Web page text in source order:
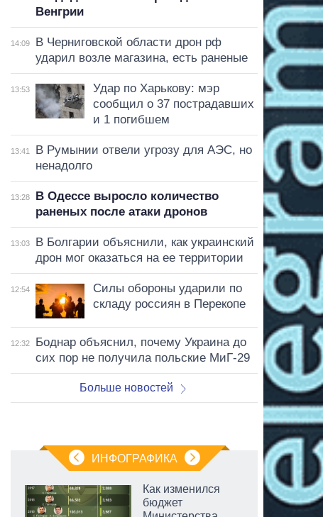
Венгрии
14:09
В Черниговской области дрон рф
ударил возле магазина, есть раненые
13:53
Удар по Харькову: мэр
сообщил о 37 пострадавших
и 1 погибшем
13:41
В Румынии отвели угрозу для АЭС, но
ненадолго
13:28
В Одессе выросло количество
раненых после атаки дронов
13:03
В Болгарии объяснили, как украинский
дрон мог оказаться на ее территории
12:54
Силы обороны ударили по
складу россиян в Перекопе
12:32
Боднар объяснил, почему Украина до
сих пор не получила польские МиГ-29
Больше новостей
ИНФОГРАФИКА
Как изменился
бюджет